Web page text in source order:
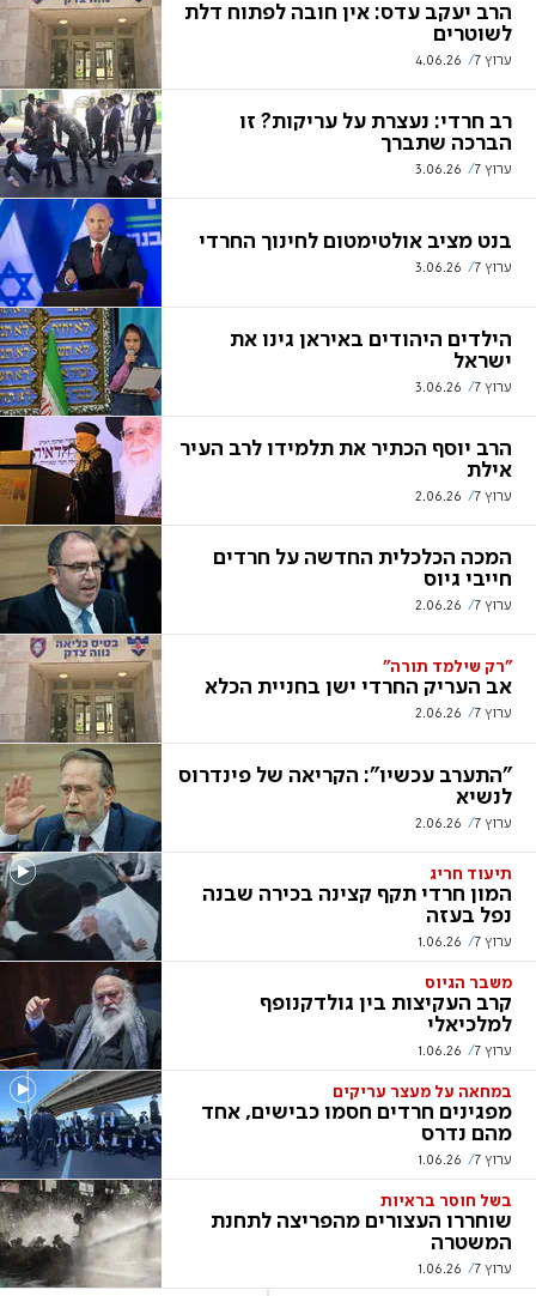
הרב יעקב עדס: אין חובה לפתוח דלת
לשוטרים
ערוץ 7 4.06.26
רב חרדי: נעצרת על עריקות? זו
הברכה שתברך
ערוץ 7 3.06.26
בנט מציב אולטימטום לחינוך החרדי
ערוץ 7 3.06.26
הילדים היהודים באיראן גינו את
ישראל
ערוץ 7 3.06.26
הרב יוסף הכתיר את תלמידו לרב העיר
אילת
ערוץ 7 2.06.26
המכה הכלכלית החדשה על חרדים
חייבי גיוס
ערוץ 7 2.06.26
"רק שילמד תורה"
אב העריק החרדי ישן בחניית הכלא
ערוץ 7 2.06.26
"התערב עכשיו": הקריאה של פינדרוס
לנשיא
ערוץ 7 2.06.26
תיעוד חריג
המון חרדי תקף קצינה בכירה שבנה
נפל בעזה
ערוץ 7 1.06.26
משבר הגיוס
קרב העקיצות בין גולדקנופף
למלכיאלי
ערוץ 7 1.06.26
במחאה על מעצר עריקים
מפגינים חרדים חסמו כבישים, אחד
מהם נדרס
ערוץ 7 1.06.26
בשל חוסר בראיות
שוחררו העצורים מהפריצה לתחנת
המשטרה
ערוץ 7 1.06.26